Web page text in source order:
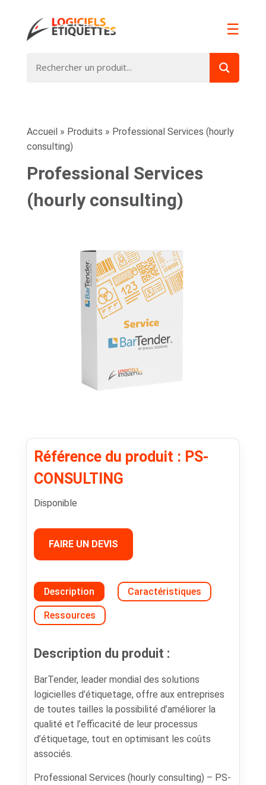
☰
Accueil » Produits » Professional Services (hourly
consulting)
Professional Services
(hourly consulting)
Référence du produit : PS-
CONSULTING
Disponible
FAIRE UN DEVIS
Description Caractéristiques
Ressources
Description du produit :
BarTender, leader mondial des solutions
logicielles d’étiquetage, offre aux entreprises
de toutes tailles la possibilité d’améliorer la
qualité et l’efficacité de leur processus
d’étiquetage, tout en optimisant les coûts
associés.
Professional Services (hourly consulting) – PS-